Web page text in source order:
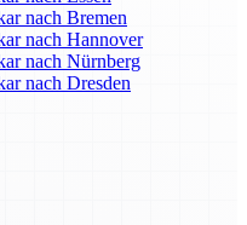
nach Bremen
nach Hannover
nach Nürnberg
nach Dresden